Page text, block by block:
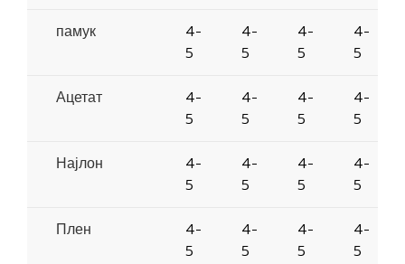
памук
4-
5
4-
5
4-
5
4-
5
Ацетат
4-
5
4-
5
4-
5
4-
5
Најлон
4-
5
4-
5
4-
5
4-
5
Плен
4-
5
4-
5
4-
5
4-
5